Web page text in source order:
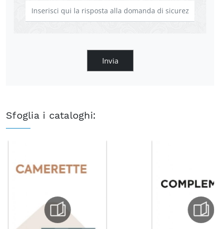
Invia
Sfoglia i cataloghi: